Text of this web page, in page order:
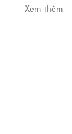
Xem thêm